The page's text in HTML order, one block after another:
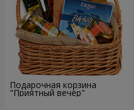
Подарочная корзина
"Приятный вечер"